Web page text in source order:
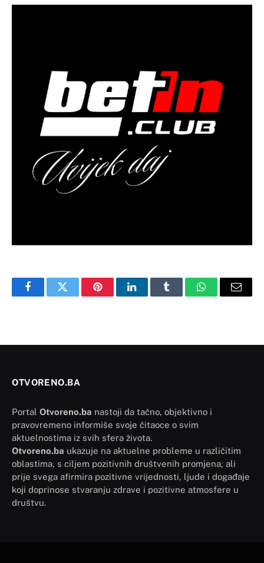
FacebookTwitter PinterestLinkedInTumblr WhatsAppEmail
OTVORENO.BA
Portal Otvoreno.ba nastoji da tačno, objektivno i
pravovremeno informiše svoje čitaoce o svim
aktuelnostima iz svih sfera života.
Otvoreno.ba ukazuje na aktuelne probleme u različitim
oblastima, s ciljem pozitivnih društvenih promjena, ali
prije svega afirmira pozitivne vrijednosti, ljude i događaje
koji doprinose stvaranju zdrave i pozitivne atmosfere u
društvu.